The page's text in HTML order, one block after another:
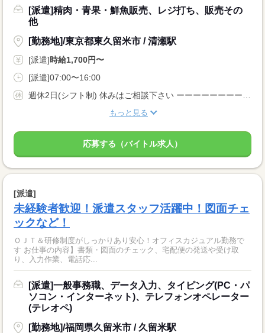
[派遣]精肉・青果・鮮魚販売、レジ打ち、販売その
他
[勤務地]/東京都東久留米市 / 清瀬駅
[派遣]時給1,700円〜
[派遣]07:00〜16:00
もっと見る
応募する（バイトル求人）
[派遣]
未経験者歓迎！派遣スタッフ活躍中！図面チェ
ックなど！
ＯＪＴ＆研修制度がしっかりあり安心！オフィスカジュアル勤務で
す お仕事の内容】書類・図面のチェック、宅配便の発送や受け取
り、入力作業、電話応...
[派遣]一般事務職、データ入力、タイピング(PC・パ
ソコン・インターネット)、テレフォンオペレーター
(テレオペ)
[勤務地]/福岡県久留米市 / 久留米駅